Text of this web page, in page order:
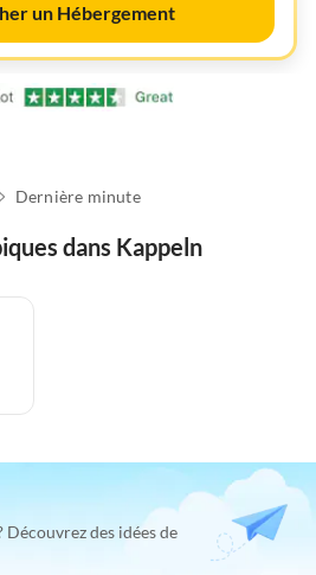
un Hébergement
Dernière minute
dans Kappeln
Découvrez des idées de